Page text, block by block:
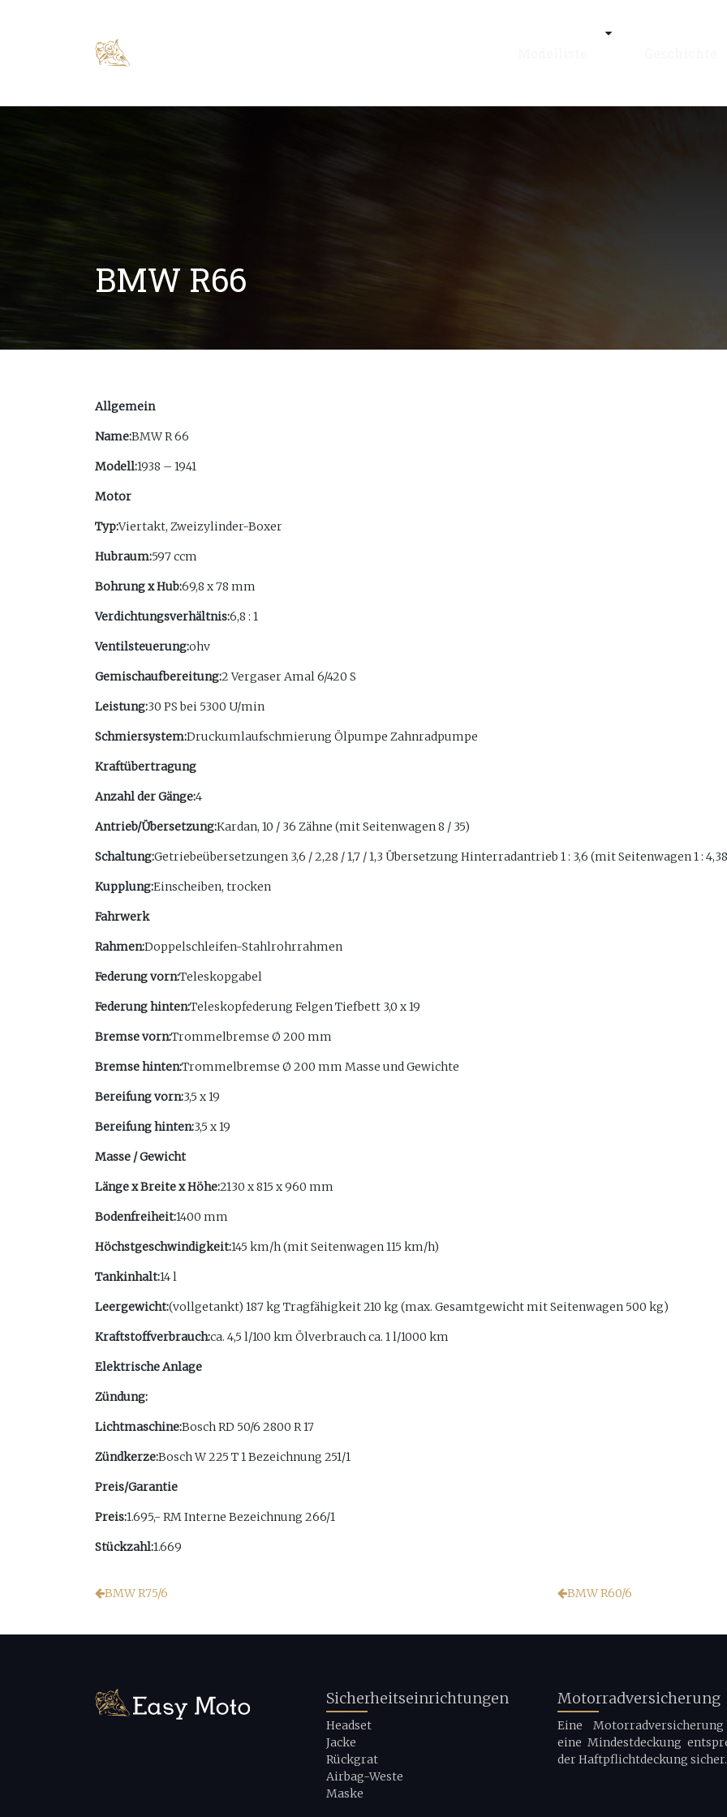
BMW R66
Allgemein
Name:BMW R 66
Modell:1938 – 1941
Motor
Typ:Viertakt, Zweizylinder-Boxer
Hubraum:597 ccm
Bohrung x Hub:69,8 x 78 mm
Verdichtungsverhältnis:6,8 : 1
Ventilsteuerung:ohv
Gemischaufbereitung:2 Vergaser Amal 6/420 S
Leistung:30 PS bei 5300 U/min
Schmiersystem:Druckumlaufschmierung Ölpumpe Zahnradpumpe
Kraftübertragung
Anzahl der Gänge:4
Antrieb/Übersetzung:Kardan, 10 / 36 Zähne (mit Seitenwagen 8 / 35)
Schaltung:Getriebeübersetzungen 3,6 / 2,28 / 1,7 / 1,3 Übersetzung Hinterradantrieb 1 : 3,6 (mit Seitenwagen 1 :
Kupplung:Einscheiben, trocken
Fahrwerk
Rahmen:Doppelschleifen-Stahlrohrrahmen
Federung vorn:Teleskopgabel
Federung hinten:Teleskopfederung Felgen Tiefbett 3,0 x 19
Bremse vorn:Trommelbremse Ø 200 mm
Bremse hinten:Trommelbremse Ø 200 mm Masse und Gewichte
Bereifung vorn:3,5 x 19
Bereifung hinten:3,5 x 19
Masse / Gewicht
Länge x Breite x Höhe:2130 x 815 x 960 mm
Bodenfreiheit:1400 mm
Höchstgeschwindigkeit:145 km/h (mit Seitenwagen 115 km/h)
Tankinhalt:14 l
Leergewicht:(vollgetankt) 187 kg Tragfähigkeit 210 kg (max. Gesamtgewicht mit Seitenwagen 500 kg)
Kraftstoffverbrauch:ca. 4,5 l/100 km Ölverbrauch ca. 1 l/1000 km
Elektrische Anlage
Zündung:
Lichtmaschine:Bosch RD 50/6 2800 R 17
Zündkerze:Bosch W 225 T 1 Bezeichnung 251/1
Preis/Garantie
Preis:1.695,- RM Interne Bezeichnung 266/1
Stückzahl:1.669
BMW R75/6 BMW R60/6
Sicherheitseinrichtungen
Headset
Jacke
Rückgrat
Airbag-Weste
Maske
Motorradversicherung
Eine
eine Mindestdeckung
der Haftpflichtdeckung sicher.